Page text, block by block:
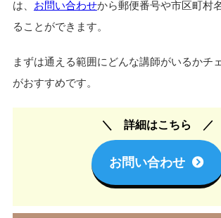
は、 お問い合わせから郵便番号や市区町村
ることができます。
まずは通える範囲にどんな講師がいるかチ
がおすすめです。
詳細はこちら
お問い合わせ